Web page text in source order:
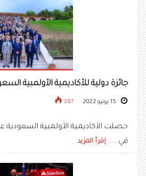
جائزة دولية للأكاديمية الأولمبية
387
حصلت الأكاديمية الأولمبية السعودية
في ..... إقرأ المزيد